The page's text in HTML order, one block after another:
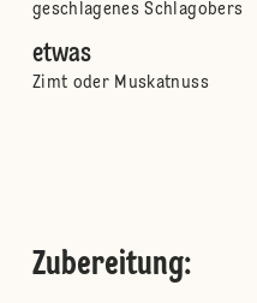
geschlagenes Schlagobers
etwas
Zimt oder Muskatnuss
Zubereitung: